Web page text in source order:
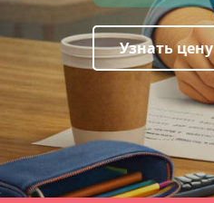
Узнать цену